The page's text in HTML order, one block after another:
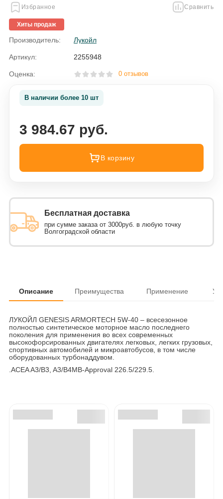
Избранное Сравнить
Хиты продаж
Производитель: Лукойл
Артикул: 2255948
Оценка: 0 отзывов
В наличии более 10 шт
3 984.67 руб.
В корзину
Бесплатная доставка
при сумме заказа от 3000руб. в любую точку
Волгоградской области
Описание Преимущества Применение
ЛУКОЙЛ GENESIS ARMORTECH 5W-40 – всесезонное
полностью синтетическое моторное масло последнего
поколения для применения во всех современных
высокофорсированных двигателях легковых, легких грузовых,
спортивных автомобилей и микроавтобусов, в том числе
оборудованных турбонаддувом.
.ACEA A3/B3, A3/B4MB-Approval 226.5/229.5.